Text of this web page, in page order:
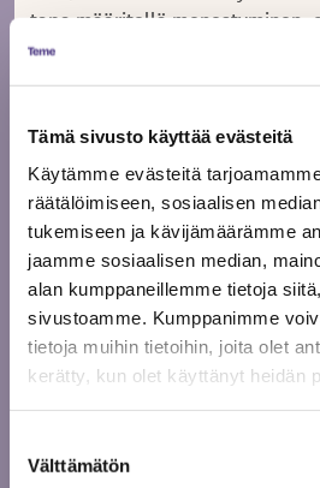
Tämä sivusto käyttää evästeitä
Käytämme evästeitä
räätälöimiseen, sosiaalisen
tukemiseen ja kävijämäärämme
jaamme sosiaalisen median,
alan kumppaneillemme tietoja
sivustoamme. Kumppanimme
tietoja muihin tietoihin, joita olet
kerätty, kun olet käyttänyt heidän
valinta
Välttämätön
tapa määritellä menestyminen,
Ensimmäinen on se, että jos
toteuttamaan jotakin yleistä
on se, että kaavan
vaikeaa, eikä siihen pysty
kukaan. Tähteys ja sen
pysyvät, mutta tähtien nimet
että epärealistiset odotukset
jossa voi kätevästi tuntea
Lisäksi jatkuva noususuhdanne
saavutus: on harmillista, että
sankaritarinoista kanonisoidaan
siivottu sitkeä yrittäminen,
Epäonnistumiset
vahvistavia yksittäistapauksia,